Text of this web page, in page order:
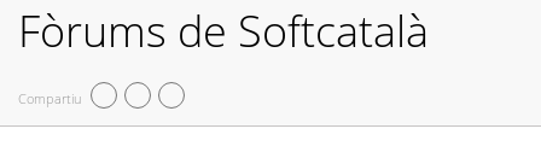
Fòrums de Softcatalà
Compartiu